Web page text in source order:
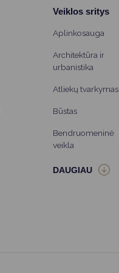
Veiklos sritys
Aplinkosauga
Architektūra ir
urbanistika
Atliekų tvarkymas
Būstas
Bendruomeninė
veikla